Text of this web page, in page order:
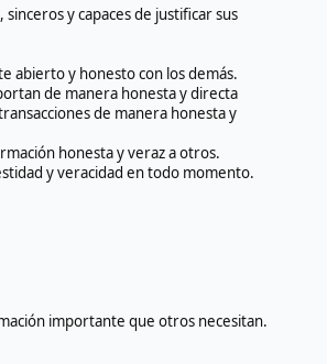
sinceros y capaces de justificar sus
abierto y honesto con los demás.
de manera honesta y directa
de manera honesta y
honesta y veraz a otros.
y veracidad en todo momento.
importante que otros necesitan.